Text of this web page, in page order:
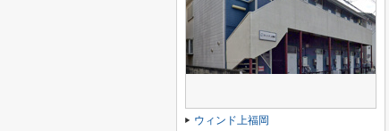
ウィンド上福岡